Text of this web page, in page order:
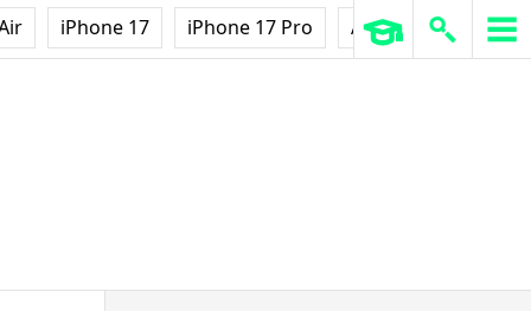
iPhone 17 iPhone 17 Pro AirPods Pro 3